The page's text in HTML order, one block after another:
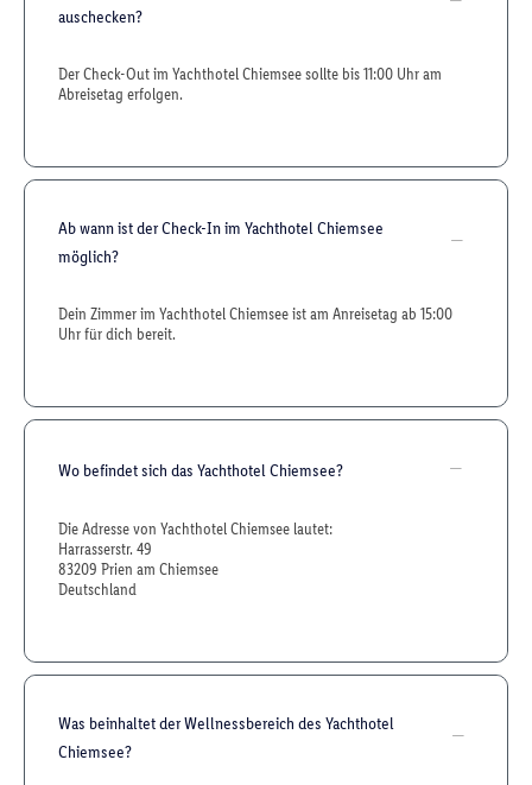
auschecken?
Der Check-Out im Yachthotel Chiemsee sollte bis 11:00 Uhr am
Abreisetag erfolgen.
Ab wann ist der Check-In im Yachthotel Chiemsee
möglich?
Dein Zimmer im Yachthotel Chiemsee ist am Anreisetag ab 15:00
Uhr für dich bereit.
Wo befindet sich das Yachthotel Chiemsee?
Die Adresse von Yachthotel Chiemsee lautet:
Harrasserstr. 49
83209 Prien am Chiemsee
Deutschland
Was beinhaltet der Wellnessbereich des Yachthotel
Chiemsee?